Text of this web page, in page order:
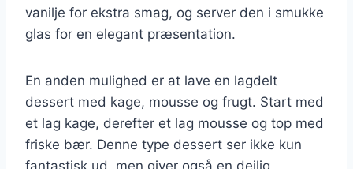
vanilje for ekstra smag, og server den i smukke
glas for en elegant præsentation.
En anden mulighed er at lave en lagdelt
dessert med kage, mousse og frugt. Start med
et lag kage, derefter et lag mousse og top med
friske bær. Denne type dessert ser ikke kun
fantastisk ud, men giver også en dejlig